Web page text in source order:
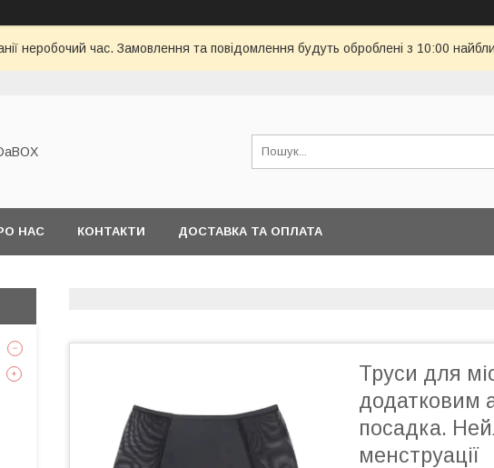
неробочий час. Замовлення та повідомлення будуть оброблені з 10:00
НАС КОНТАКТИ ДОСТАВКА ТА ОПЛАТА
Труси для
додатковим
посадка.
менструації